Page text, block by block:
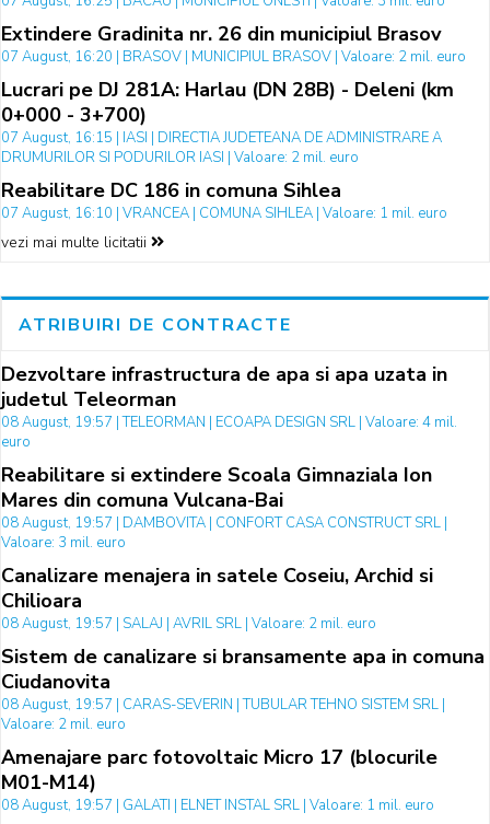
Extindere Gradinita nr. 26 din municipiul Brasov
07 August, 16:20 | BRASOV | MUNICIPIUL BRASOV | Valoare: 2 mil. euro
Lucrari pe DJ 281A: Harlau (DN 28B) - Deleni (km
0+000 - 3+700)
07 August, 16:15 | IASI | DIRECTIA JUDETEANA DE ADMINISTRARE A
DRUMURILOR SI PODURILOR IASI | Valoare: 2 mil. euro
Reabilitare DC 186 in comuna Sihlea
07 August, 16:10 | VRANCEA | COMUNA SIHLEA | Valoare: 1 mil. euro
vezi mai multe licitatii
ATRIBUIRI DE CONTRACTE
Dezvoltare infrastructura de apa si apa uzata in
judetul Teleorman
08 August, 19:57 | TELEORMAN | ECOAPA DESIGN SRL | Valoare: 4 mil.
euro
Reabilitare si extindere Scoala Gimnaziala Ion
Mares din comuna Vulcana-Bai
08 August, 19:57 | DAMBOVITA | CONFORT CASA CONSTRUCT SRL |
Valoare: 3 mil. euro
Canalizare menajera in satele Coseiu, Archid si
Chilioara
08 August, 19:57 | SALAJ | AVRIL SRL | Valoare: 2 mil. euro
Sistem de canalizare si bransamente apa in comuna
Ciudanovita
08 August, 19:57 | CARAS-SEVERIN | TUBULAR TEHNO SISTEM SRL |
Valoare: 2 mil. euro
Amenajare parc fotovoltaic Micro 17 (blocurile
M01-M14)
08 August, 19:57 | GALATI | ELNET INSTAL SRL | Valoare: 1 mil. euro